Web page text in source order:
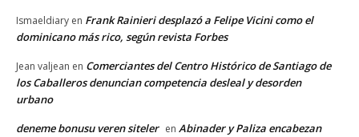
Ismaeldiary en Frank Rainieri desplazó a Felipe Vicini como el
dominicano más rico, según revista Forbes
Jean valjean en Comerciantes del Centro Histórico de Santiago de
los Caballeros denuncian competencia desleal y desorden
urbano
deneme bonusu veren siteler en Abinader y Paliza encabezan